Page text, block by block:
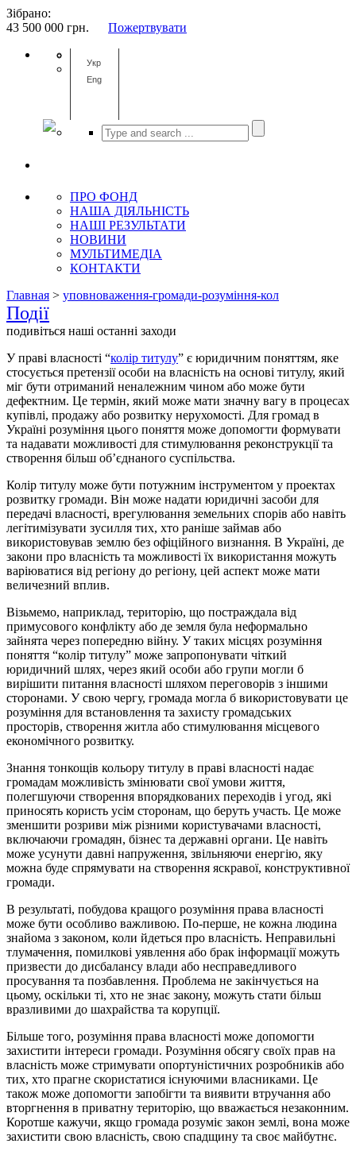
Зібрано:
43 500 000 грн. Пожертвувати
Укр
Eng
ПРО ФОНД
НАША ДІЯЛЬНІСТЬ
НАШІ РЕЗУЛЬТАТИ
НОВИНИ
МУЛЬТИМЕДІА
КОНТАКТИ
Главная > уповноваження-громади-розуміння-кол
Події
подивіться наші останні заходи
У праві власності “колір титулу” є юридичним поняттям, яке
стосується претензії особи на власність на основі титулу, який
міг бути отриманий неналежним чином або може бути
дефектним. Це термін, який може мати значну вагу в процесах
купівлі, продажу або розвитку нерухомості. Для громад в
Україні розуміння цього поняття може допомогти формувати
та надавати можливості для стимулювання реконструкції та
створення більш об’єднаного суспільства.
Колір титулу може бути потужним інструментом у проектах
розвитку громади. Він може надати юридичні засоби для
передачі власності, врегулювання земельних спорів або навіть
легітимізувати зусилля тих, хто раніше займав або
використовував землю без офіційного визнання. В Україні, де
закони про власність та можливості їх використання можуть
варіюватися від регіону до регіону, цей аспект може мати
величезний вплив.
Візьмемо, наприклад, територію, що постраждала від
примусового конфлікту або де земля була неформально
зайнята через попередню війну. У таких місцях розуміння
поняття “колір титулу” може запропонувати чіткий
юридичний шлях, через який особи або групи могли б
вирішити питання власності шляхом переговорів з іншими
сторонами. У свою чергу, громада могла б використовувати це
розуміння для встановлення та захисту громадських
просторів, створення житла або стимулювання місцевого
економічного розвитку.
Знання тонкощів кольору титулу в праві власності надає
громадам можливість змінювати свої умови життя,
полегшуючи створення впорядкованих переходів і угод, які
приносять користь усім сторонам, що беруть участь. Це може
зменшити розриви між різними користувачами власності,
включаючи громадян, бізнес та державні органи. Це навіть
може усунути давні напруження, звільняючи енергію, яку
можна буде спрямувати на створення яскравої, конструктивної
громади.
В результаті, побудова кращого розуміння права власності
може бути особливо важливою. По-перше, не кожна людина
знайома з законом, коли йдеться про власність. Неправильні
тлумачення, помилкові уявлення або брак інформації можуть
призвести до дисбалансу влади або несправедливого
просування та позбавлення. Проблема не закінчується на
цьому, оскільки ті, хто не знає закону, можуть стати більш
вразливими до шахрайства та корупції.
Більше того, розуміння права власності може допомогти
захистити інтереси громади. Розуміння обсягу своїх прав на
власність може стримувати опортуністичних розробників або
тих, хто прагне скористатися існуючими власниками. Це
також може допомогти запобігти та виявити втручання або
вторгнення в приватну територію, що вважається незаконним.
Коротше кажучи, якщо громада розуміє закон землі, вона може
захистити свою власність, свою спадщину та своє майбутнє.